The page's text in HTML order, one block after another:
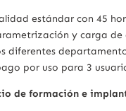
estándar con 45
y carga de
diferentes
por uso para 3
de formación e